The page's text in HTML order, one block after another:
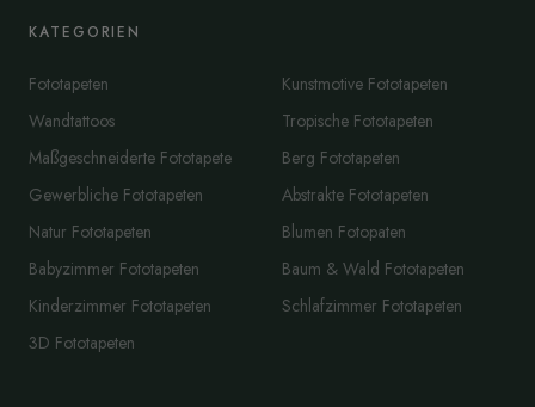
KATEGORIEN
Fototapeten
Wandtattoos
Maßgeschneiderte Fototapete
Gewerbliche Fototapeten
Natur Fototapeten
Babyzimmer Fototapeten
Kinderzimmer Fototapeten
3D Fototapeten
Kunstmotive Fototapeten
Tropische Fototapeten
Berg Fototapeten
Abstrakte Fototapeten
Blumen Fotopaten
Baum & Wald Fototapeten
Schlafzimmer Fototapeten